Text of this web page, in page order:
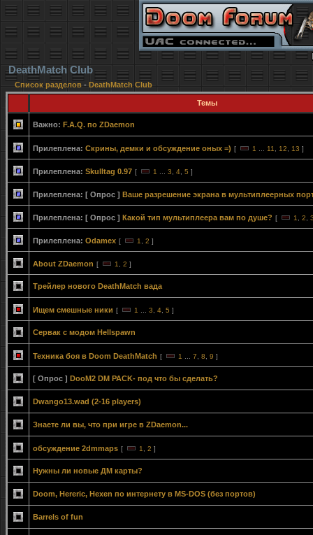
DeathMatch Club
Список разделов - DeathMatch Club
Темы
Важно: F.A.Q. по ZDaemon
Прилеплена: Скрины, демки и обсуждение оных =) [ 1 11 12 13 ]
Прилеплена: Skulltag 0.97 [ 1 3 4 5 ]
Прилеплена: [ Опрос ] Ваше разрешение экрана в мультиплеерных
Прилеплена: [ Опрос ] Какой тип мультиплеера вам по душе? [ 1 2
Прилеплена: Odamex [ 1 2 ]
About ZDaemon [ 1 2 ]
Трейлер нового DeathMatch вада
Ищем смешные ники [ 1 3 4 5 ]
Сервак с модом Hellspawn
Техника боя в Doom DeathMatch [ 1 7 8 9 ]
[ Опрос ] DooM2 DM PACK- под что бы сделать?
Dwango13.wad (2-16 players)
Знаете ли вы, что при игре в ZDaemon...
обсуждение 2dmmaps [ 1 2 ]
Нужны ли новые ДМ карты?
Doom, Hereric, Hexen по интернету в MS-DOS (без портов)
Barrels of fun